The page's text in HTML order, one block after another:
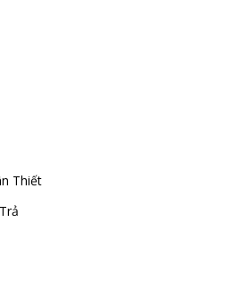
Thiết